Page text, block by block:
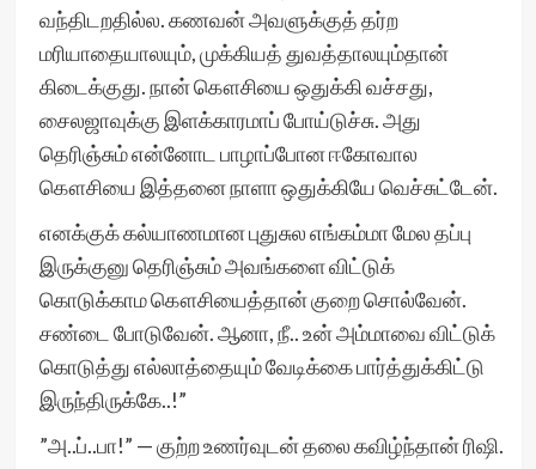
வந்திடறதில்ல. கணவன் அவளுக்குத் தர்ற
மரியாதையாலயும், முக்கியத் துவத்தாலயும்தான்
கிடைக்குது. நான் கௌசியை ஒதுக்கி வச்சது,
சைலஜாவுக்கு இளக்காரமாப் போய்டுச்சு. அது
தெரிஞ்சும் என்னோட பாழாப்போன ஈகோவால
கௌசியை இத்தனை நாளா ஒதுக்கியே வெச்சுட்டேன்.
எனக்குக் கல்யாணமான புதுசுல எங்கம்மா மேல தப்பு
இருக்குனு தெரிஞ்சும் அவங்களை விட்டுக்
கொடுக்காம கௌசியைத்தான் குறை சொல்வேன்.
சண்டை போடுவேன். ஆனா, நீ.. உன் அம்மாவை விட்டுக்
கொடுத்து எல்லாத்தையும் வேடிக்கை பார்த்துக்கிட்டு
இருந்திருக்கே..!”
”அ..ப்..பா!” — குற்ற உணர்வுடன் தலை கவிழ்ந்தான் ரிஷி.